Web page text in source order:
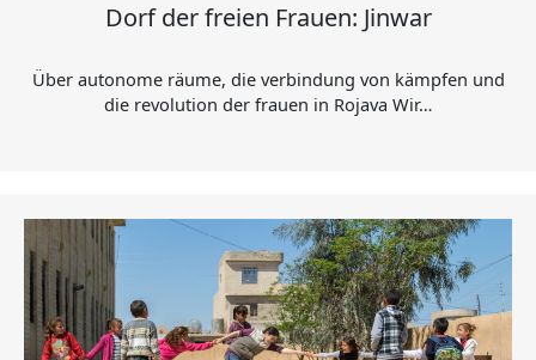
Dorf der freien Frauen: Jinwar
Über autonome räume, die verbindung von kämpfen und
die revolution der frauen in Rojava Wir…